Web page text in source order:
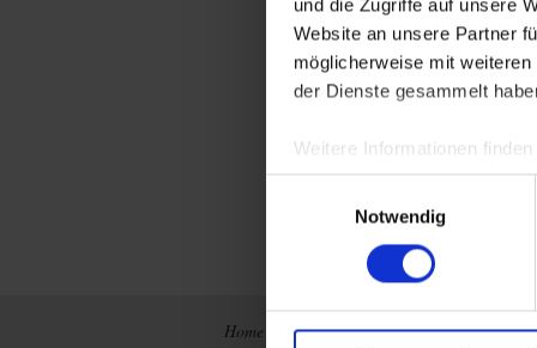
und die Zugriffe auf unsere
Website an unsere Partner
möglicherweise mit
der Dienste gesammelt
Weitere Informationen
Notwendig
Home Neuigkeiten Konzern